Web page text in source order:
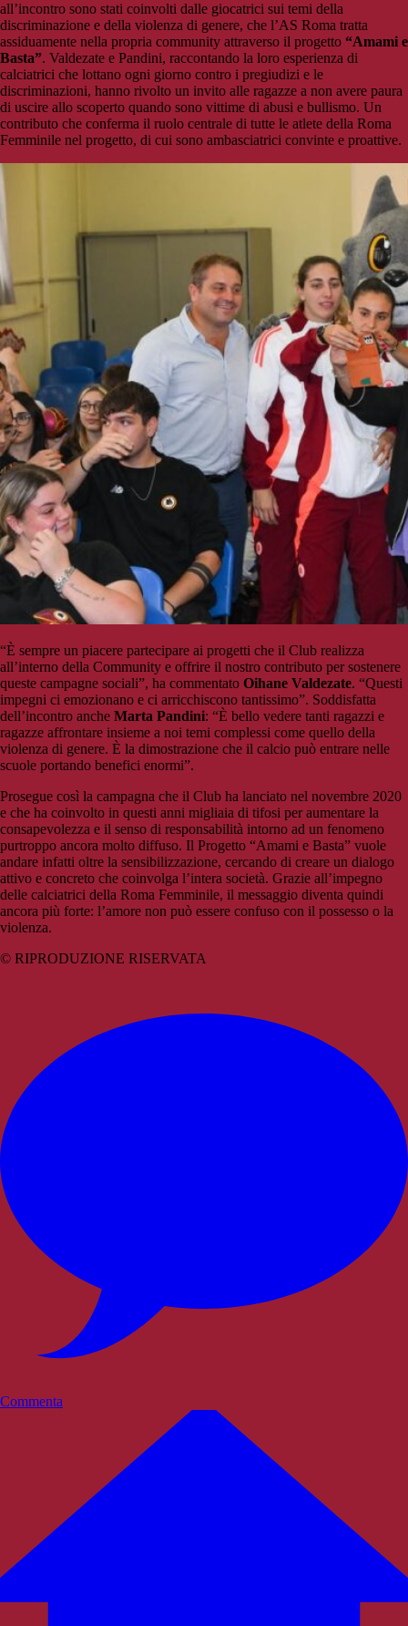
all’incontro sono stati coinvolti dalle giocatrici sui temi della
discriminazione e della violenza di genere, che l’AS Roma tratta
assiduamente nella propria community attraverso il progetto “Amami e
Basta”. Valdezate e Pandini, raccontando la loro esperienza di
calciatrici che lottano ogni giorno contro i pregiudizi e le
discriminazioni, hanno rivolto un invito alle ragazze a non avere paura
di uscire allo scoperto quando sono vittime di abusi e bullismo. Un
contributo che conferma il ruolo centrale di tutte le atlete della Roma
Femminile nel progetto, di cui sono ambasciatrici convinte e proattive.
“È sempre un piacere partecipare ai progetti che il Club realizza
all’interno della Community e offrire il nostro contributo per sostenere
queste campagne sociali”, ha commentato Oihane Valdezate. “Questi
impegni ci emozionano e ci arricchiscono tantissimo”. Soddisfatta
dell’incontro anche Marta Pandini: “È bello vedere tanti ragazzi e
ragazze affrontare insieme a noi temi complessi come quello della
violenza di genere. È la dimostrazione che il calcio può entrare nelle
scuole portando benefici enormi”.
Prosegue così la campagna che il Club ha lanciato nel novembre 2020
e che ha coinvolto in questi anni migliaia di tifosi per aumentare la
consapevolezza e il senso di responsabilità intorno ad un fenomeno
purtroppo ancora molto diffuso. Il Progetto “Amami e Basta” vuole
andare infatti oltre la sensibilizzazione, cercando di creare un dialogo
attivo e concreto che coinvolga l’intera società. Grazie all’impegno
delle calciatrici della Roma Femminile, il messaggio diventa quindi
ancora più forte: l’amore non può essere confuso con il possesso o la
violenza.
© RIPRODUZIONE RISERVATA
Commenta